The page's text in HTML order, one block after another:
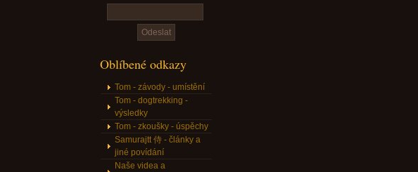
Oblíbené odkazy
Tom - závody - umístění
Tom - dogtrekking -
výsledky
Tom - zkoušky - úspěchy
Samurajtt 侍 - články a
jiné povídání
Naše videa a